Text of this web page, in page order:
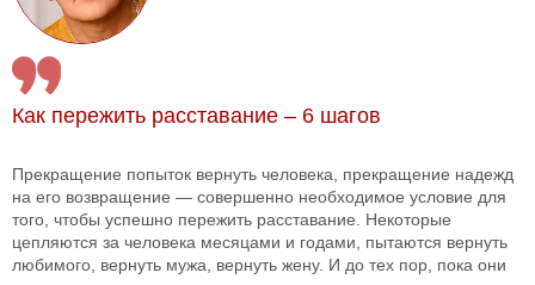
Как пережить расставание – 6 шагов
Прекращение попыток вернуть человека, прекращение надежд
на его возвращение — совершенно необходимое условие для
того, чтобы успешно пережить расставание. Некоторые
цепляются за человека месяцами и годами, пытаются вернуть
любимого, вернуть мужа, вернуть жену. И до тех пор, пока они